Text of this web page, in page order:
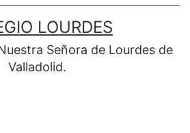
LOURDES
Señora de Lourdes de
Valladolid.